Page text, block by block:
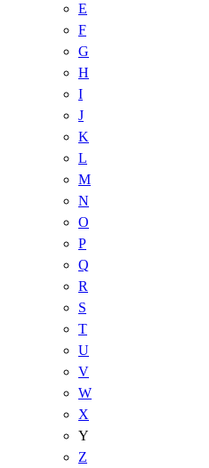
E
F
G
H
I
J
K
L
M
N
O
P
Q
R
S
T
U
V
W
X
Y
Z